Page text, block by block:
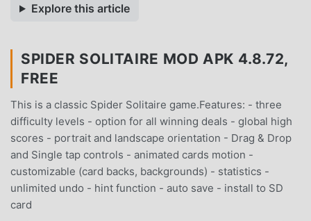
Explore this article
SPIDER SOLITAIRE MOD APK 4.8.72,
FREE
This is a classic Spider Solitaire game.Features: - three
difficulty levels - option for all winning deals - global high
scores - portrait and landscape orientation - Drag & Drop
and Single tap controls - animated cards motion -
customizable (card backs, backgrounds) - statistics -
unlimited undo - hint function - auto save - install to SD
card